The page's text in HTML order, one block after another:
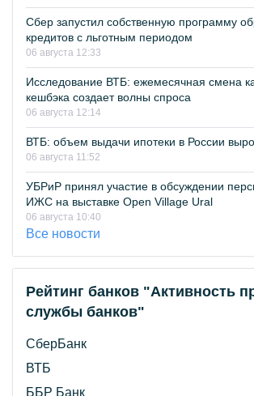
Сбер запустил собственную программу
кредитов с льготным периодом
06 августа 12:33
Исследование ВТБ: ежемесячная смена
кешбэка создает волны спроса
06 августа 12:14
ВТБ: объем выдачи ипотеки в России
06 августа 11:52
УБРиР принял участие в обсуждении
ИЖС на выставке Open Village Ural
06 августа 10:40
Все новости
Рейтинг банков "Активность
службы банков"
СберБанк
ВТБ
ББР Банк